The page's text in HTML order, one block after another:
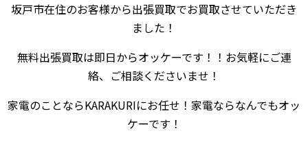
坂戸市在住のお客様から出張買取でお買取させていただき
ました！
無料出張買取は即日からオッケーです！！お気軽にご連
絡、ご相談くださいませ！
家電のことならKARAKURIにお任せ！家電ならなんでもオッ
ケーです！